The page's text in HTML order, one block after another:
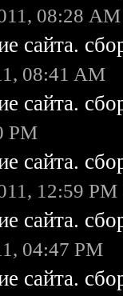
08:28 AM
сайта.
08:41 AM
сайта.
PM
сайта.
12:59 PM
сайта.
04:47 PM
сайта.